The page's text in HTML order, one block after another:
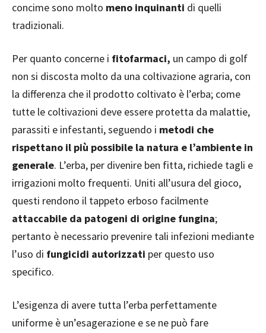
concime sono molto meno inquinanti di quelli
tradizionali.
Per quanto concerne i fitofarmaci, un campo di golf
non si discosta molto da una coltivazione agraria, con
la differenza che il prodotto coltivato è l’erba; come
tutte le coltivazioni deve essere protetta da malattie,
parassiti e infestanti, seguendo i metodi che
rispettano il più possibile la natura e l’ambiente in
generale. L’erba, per divenire ben fitta, richiede tagli e
irrigazioni molto frequenti. Uniti all’usura del gioco,
questi rendono il tappeto erboso facilmente
attaccabile da patogeni di origine fungina;
pertanto è necessario prevenire tali infezioni mediante
l’uso di fungicidi autorizzati per questo uso
specifico.
L’esigenza di avere tutta l’erba perfettamente
uniforme è un’esagerazione e se ne può fare